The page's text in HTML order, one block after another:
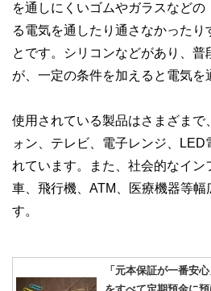
を通しにくいゴムやガラスなどの
る電気を通したり通さなかったり
とです。シリコンなどがあり、普
が、一定の条件を加えると電気を
使用されている製品はさまざまで
ォン、テレビ、電子レンジ、LED
れています。また、社会的なイン
車、飛行機、ATM、医療機器等幅
す。
「元本保証が一番安
をすべて定期預金に